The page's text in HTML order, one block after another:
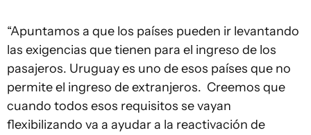
“Apuntamos a que los países pueden ir levantando
las exigencias que tienen para el ingreso de los
pasajeros. Uruguay es uno de esos países que no
permite el ingreso de extranjeros. Creemos que
cuando todos esos requisitos se vayan
flexibilizando va a ayudar a la reactivación de